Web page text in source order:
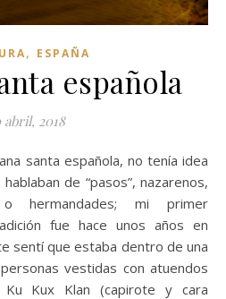
, ESPAÑA
española
abril, 2018
de “pasos”, nazarenos,
hermandades; mi primer
fue hace unos años en
sentí que estaba dentro de una
vestidas con atuendos
Kux Klan (capirote y cara